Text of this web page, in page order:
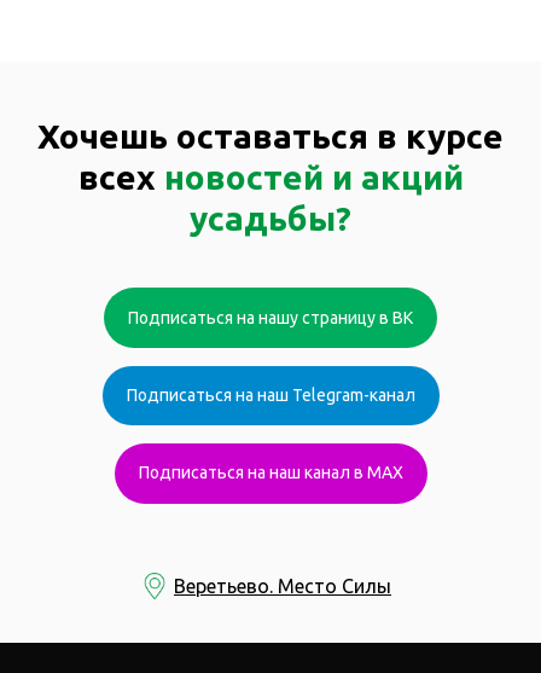
Хочешь оставаться в курсе
всех новостей и акций
усадьбы?
Подписаться на нашу страницу в ВК
Подписаться на наш Telegram-канал
Подписаться на наш канал в MAX
Веретьево. Место Силы